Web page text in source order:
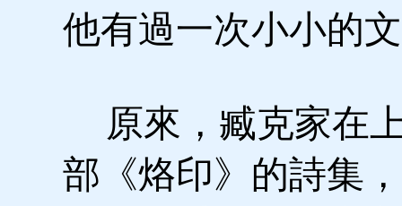
他有過一次小小的
原來，臧克家在
部《烙印》的詩集